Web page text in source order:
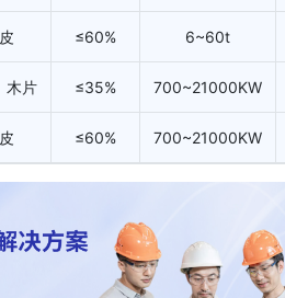
≤60% 6~60t
木片 ≤35% 700~21000KW
≤60% 700~21000KW